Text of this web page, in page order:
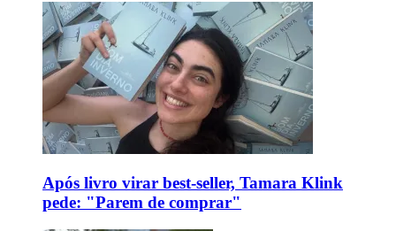
Após livro virar best-seller, Tamara Klink
pede: "Parem de comprar"